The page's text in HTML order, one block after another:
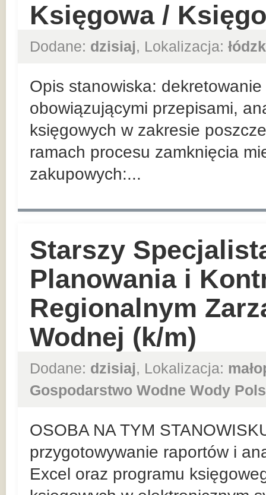
Księgowa /
Dodane: dzisiaj, Lokalizacja:
Opis stanowiska:
obowiązującymi przepisami,
księgowych w zakresie
ramach procesu zamknięcia
zakupowych:...
Starszy
Planowania i
Regionalnym
Wodnej (k/m)
Dodane: dzisiaj, Lokalizacja:
Gospodarstwo Wodne Wody
OSOBA NA TYM
przygotowywanie raportów i
Excel oraz programu